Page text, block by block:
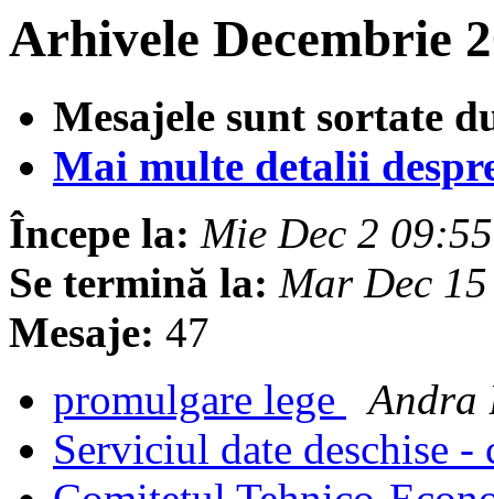
Arhivele Decembrie
Mesajele sunt sortate
Mai multe detalii
Începe la: Mie Dec 2
Se termină la: Mar Dec
Mesaje: 47
promulgare lege
Andra
Serviciul date deschise -